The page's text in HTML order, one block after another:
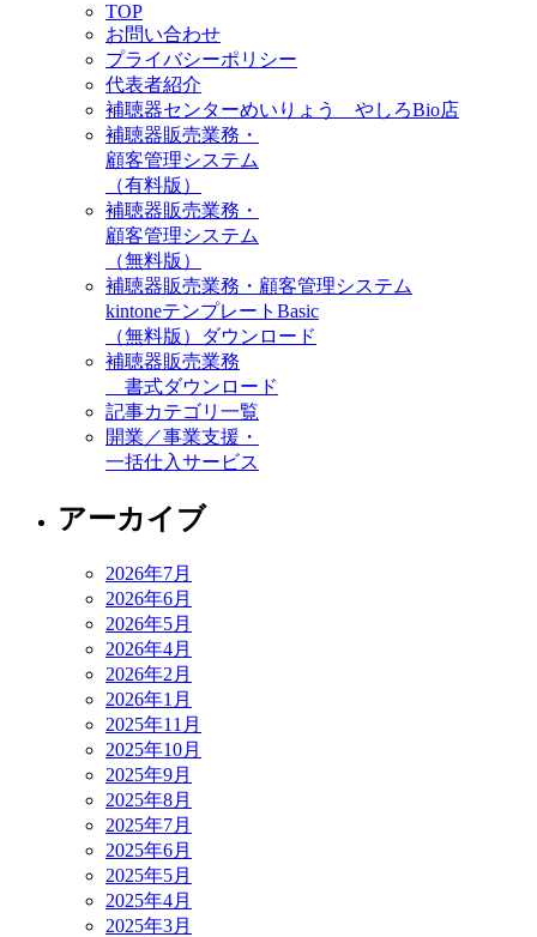
TOP
お問い合わせ
プライバシーポリシー
代表者紹介
補聴器センターめいりょう やしろBio店
補聴器販売業務・
顧客管理システム
（有料版）
補聴器販売業務・
顧客管理システム
（無料版）
補聴器販売業務・顧客管理システム
kintoneテンプレートBasic
（無料版）ダウンロード
補聴器販売業務
書式ダウンロード
記事カテゴリ一覧
開業／事業支援・
一括仕入サービス
アーカイブ
2026年7月
2026年6月
2026年5月
2026年4月
2026年2月
2026年1月
2025年11月
2025年10月
2025年9月
2025年8月
2025年7月
2025年6月
2025年5月
2025年4月
2025年3月